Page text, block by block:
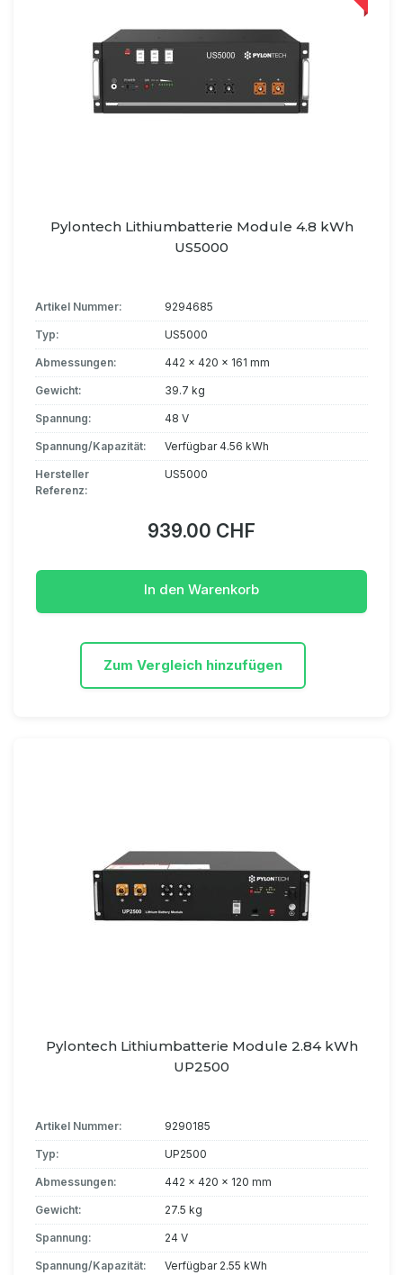
Pylontech Lithiumbatterie Module 4.8 kWh
US5000
Artikel Nummer: 9294685
Typ: US5000
Abmessungen: 442 x 420 x 161 mm
Gewicht: 39.7 kg
Spannung: 48 V
Spannung/Kapazität: Verfügbar 4.56 kWh
Hersteller
Referenz:
US5000
939.00 CHF
In den Warenkorb
Zum Vergleich hinzufügen
Pylontech Lithiumbatterie Module 2.84 kWh
UP2500
Artikel Nummer: 9290185
Typ: UP2500
Abmessungen: 442 x 420 x 120 mm
Gewicht: 27.5 kg
Spannung: 24 V
Spannung/Kapazität: Verfügbar 2.55 kWh